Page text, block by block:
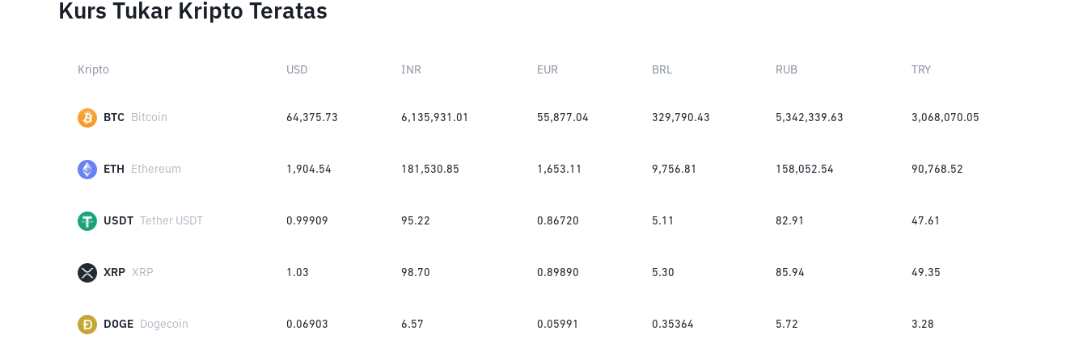
Kurs Tukar Kripto Teratas
Kripto USD INR EUR BRL RUB TRY
BTC Bitcoin 64,375.73 6,135,931.01 55,877.04 329,790.43 5,342,339.63 3,068,070.05
ETH Ethereum 1,904.54 181,530.85 1,653.11 9,756.81 158,052.54 90,768.52
USDT Tether USDT 0.99909 95.22 0.86720 5.11 82.91 47.61
XRP XRP 1.03 98.70 0.89890 5.30 85.94 49.35
DOGE Dogecoin 0.06903 6.57 0.05991 0.35364 5.72 3.28